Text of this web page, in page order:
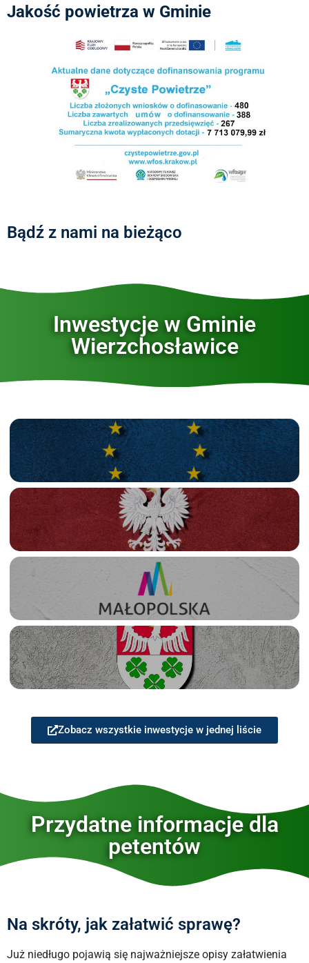
Jakość powietrza w Gminie
Bądź z nami na bieżąco
Inwestycje w Gminie
Wierzchosławice
Zobacz wszystkie inwestycje w jednej liście
Przydatne informacje dla
petentów
Na skróty, jak załatwić sprawę?
Już niedługo pojawią się najważniejsze opisy załatwienia